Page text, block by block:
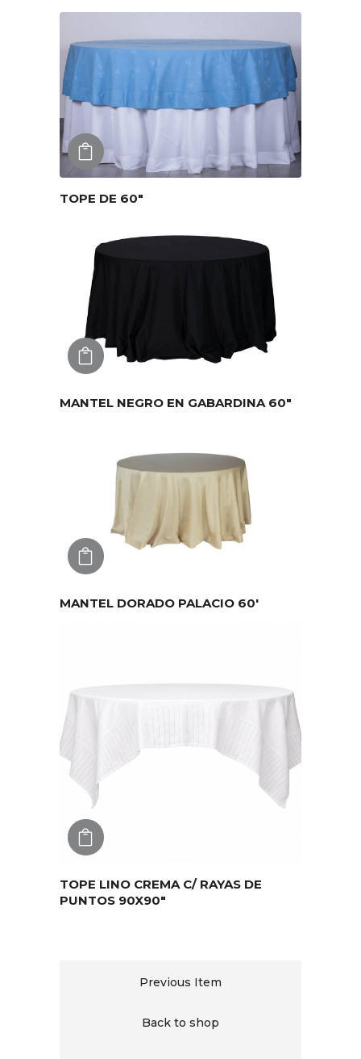
AGREGAR
TOPE DE 60″
AGREGAR
MANTEL NEGRO EN GABARDINA 60″
MANTEL DORADO PALACIO 60′
TOPE LINO CREMA C/ RAYAS DE
PUNTOS 90X90″
Previous Item
Back to shop